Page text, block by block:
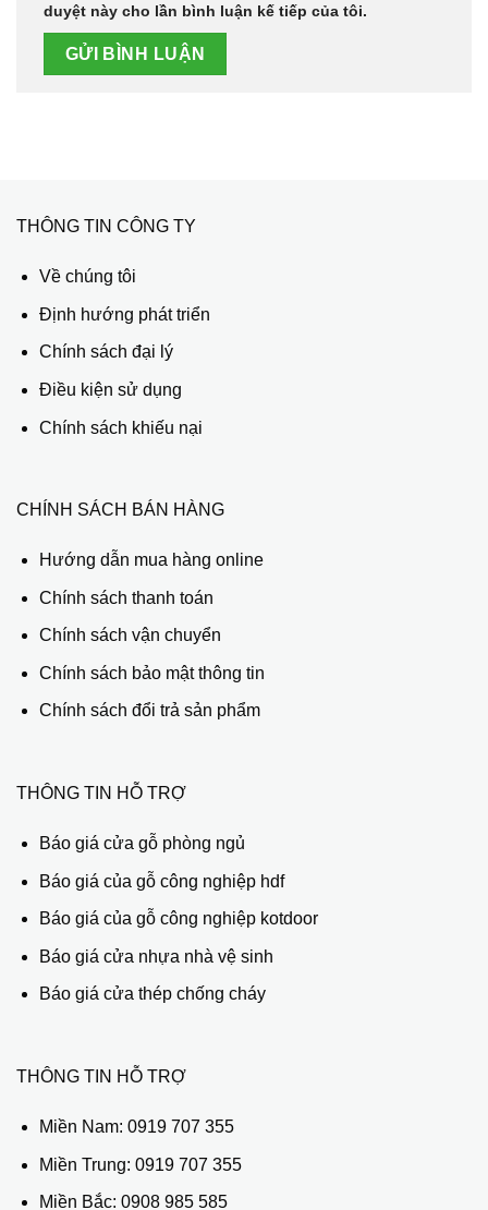
duyệt này cho lần bình luận kế tiếp của tôi.
THÔNG TIN CÔNG TY
Về chúng tôi
Định hướng phát triển
Chính sách đại lý
Điều kiện sử dụng
Chính sách khiếu nại
CHÍNH SÁCH BÁN HÀNG
Hướng dẫn mua hàng online
Chính sách thanh toán
Chính sách vận chuyển
Chính sách bảo mật thông tin
Chính sách đổi trả sản phẩm
THÔNG TIN HỖ TRỢ
Báo giá cửa gỗ phòng ngủ
Báo giá của gỗ công nghiệp hdf
Báo giá của gỗ công nghiệp kotdoor
Báo giá cửa nhựa nhà vệ sinh
Báo giá cửa thép chống cháy
THÔNG TIN HỖ TRỢ
Miền Nam: 0919 707 355
Miền Trung: 0919 707 355
Miền Bắc: 0908 985 585